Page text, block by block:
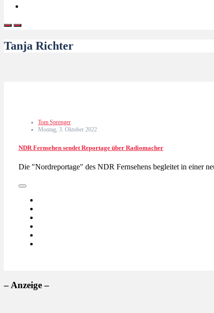
Tanja Richter
Tom Sprenger
Montag, 3. Oktober 2022
NDR Fernsehen sendet Reportage über Radiomacher
Die "Nordreportage" des NDR Fernsehens begleitet in einer
– Anzeige –